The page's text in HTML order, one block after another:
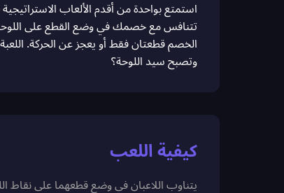
استمتع بواحدة من أقدم الألعاب
الخصم قطعتان فقط أو يعجز عن الحركة.
وتصبح سيد اللوحة؟
كيفية اللعب
يتناوب اللاعبان في وضع قطعهما على نقاط